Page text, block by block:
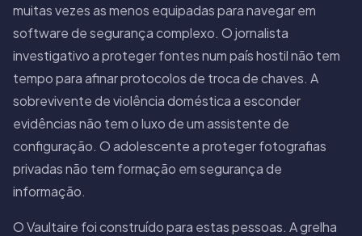
muitas vezes as menos equipadas para navegar em
software de segurança complexo. O jornalista
investigativo a proteger fontes num país hostil não tem
tempo para afinar protocolos de troca de chaves. A
sobrevivente de violência doméstica a esconder
evidências não tem o luxo de um assistente de
configuração. O adolescente a proteger fotografias
privadas não tem formação em segurança de
informação.
O Vaultaire foi construído para estas pessoas. A grelha